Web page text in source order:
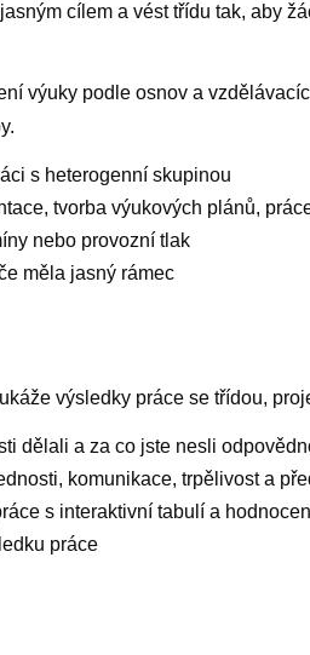
cílem a vést třídu tak, aby
výuky podle osnov a
s heterogenní skupinou
tvorba výukových plánů,
nebo provozní tlak
měla jasný rámec
výsledky práce se třídou,
dělali a za co jste nesli
komunikace, trpělivost a
s interaktivní tabulí a
práce